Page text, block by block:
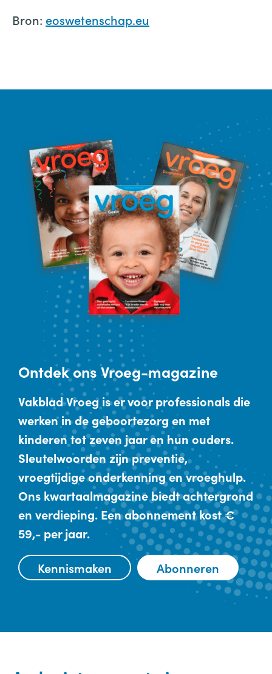
Bron: eoswetenschap.eu
Ontdekons Vroeg-magazine
Vakblad Vroeg is er voor professionals die
werken in de geboortezorg en met
kinderen tot zeven jaar en hun ouders.
Sleutelwoorden zijn preventie,
vroegtijdige onderkenning en vroeghulp.
Ons kwartaalmagazine biedt achtergrond
en verdieping. Een abonnement kost €
59,- per jaar.
Kennismaken Abonneren